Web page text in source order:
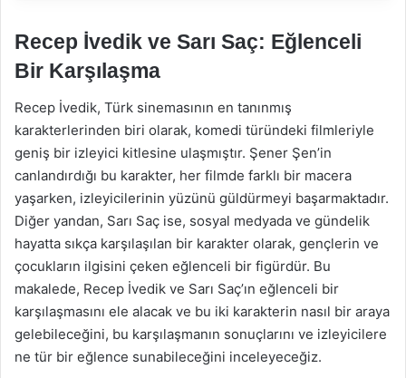
Recep İvedik ve Sarı Saç: Eğlenceli
Bir Karşılaşma
Recep İvedik, Türk sinemasının en tanınmış
karakterlerinden biri olarak, komedi türündeki filmleriyle
geniş bir izleyici kitlesine ulaşmıştır. Şener Şen’in
canlandırdığı bu karakter, her filmde farklı bir macera
yaşarken, izleyicilerinin yüzünü güldürmeyi başarmaktadır.
Diğer yandan, Sarı Saç ise, sosyal medyada ve gündelik
hayatta sıkça karşılaşılan bir karakter olarak, gençlerin ve
çocukların ilgisini çeken eğlenceli bir figürdür. Bu
makalede, Recep İvedik ve Sarı Saç’ın eğlenceli bir
karşılaşmasını ele alacak ve bu iki karakterin nasıl bir araya
gelebileceğini, bu karşılaşmanın sonuçlarını ve izleyicilere
ne tür bir eğlence sunabileceğini inceleyeceğiz.